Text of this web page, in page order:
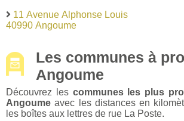
11 Avenue Alphonse Louis
40990 Angoume
Les communes à
Angoume
Découvrez les communes les plus
Angoume avec les distances en
les boîtes aux lettres de rue La Poste.